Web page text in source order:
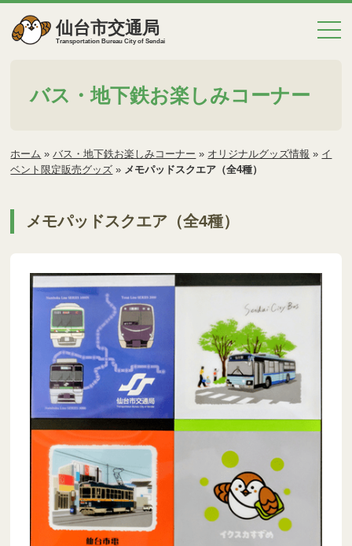
仙台市交通局
Transportation Bureau City of Sendai
バス・地下鉄お楽しみコーナー
ホーム »バス・地下鉄お楽しみコーナー » オリジナルグッズ情報 » イ
ベント限定販売グッズ » メモパッドスクエア（全4種）
メモパッドスクエア（全4種）